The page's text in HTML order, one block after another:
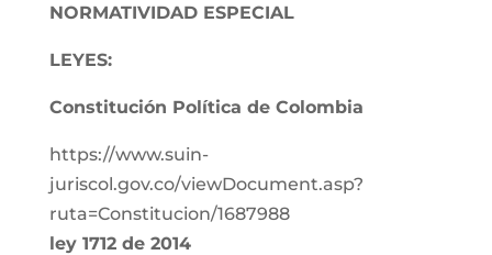
NORMATIVIDAD ESPECIAL
LEYES:
Constitución Política de Colombia
https://www.suin-
juriscol.gov.co/viewDocument.asp?
ruta=Constitucion/1687988
ley 1712 de 2014